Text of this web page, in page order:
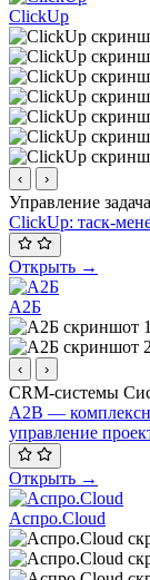
ClickUp
‹ ›
Управление
ClickUp: таск-
Открыть →
А2Б
‹ ›
CRM-системы
A2B —
управление
Открыть →
Аспро.Cloud